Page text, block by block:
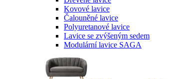
Kovové lavice
Čalouněné lavice
Polyuretanové lavice
Lavice se zvýšeným sedem
Modulární lavice SAGA